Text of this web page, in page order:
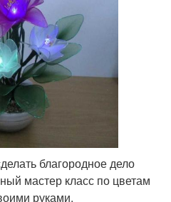
благородное дело
мастер класс по цветам
руками.